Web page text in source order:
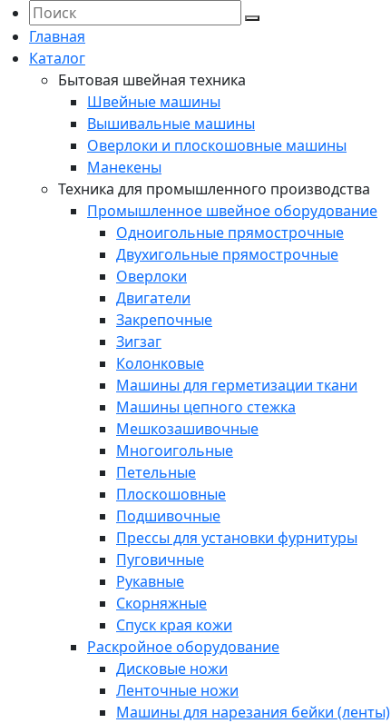
Главная
Каталог
Бытовая швейная техника
Швейные машины
Вышивальные машины
Оверлоки и плоскошовные машины
Манекены
Техника для промышленного производства
Промышленное швейное оборудование
Одноигольные прямострочные
Двухигольные прямострочные
Оверлоки
Двигатели
Закрепочные
Зигзаг
Колонковые
Машины для герметизации ткани
Машины цепного стежка
Мешкозашивочные
Многоигольные
Петельные
Плоскошовные
Подшивочные
Прессы для установки фурнитуры
Пуговичные
Рукавные
Скорняжные
Спуск края кожи
Раскройное оборудование
Дисковые ножи
Ленточные ножи
Машины для нарезания бейки (ленты)